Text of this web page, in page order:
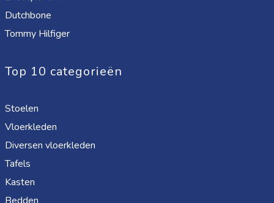
Dutchbone
Tommy Hilfiger
Top 10 categorieën
Stoelen
Vloerkleden
Diversen vloerkleden
Tafels
Kasten